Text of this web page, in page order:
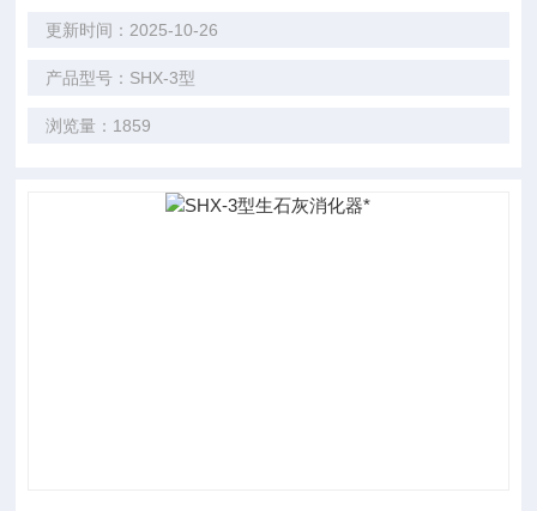
更新时间：2025-10-26
产品型号：SHX-3型
浏览量：1859